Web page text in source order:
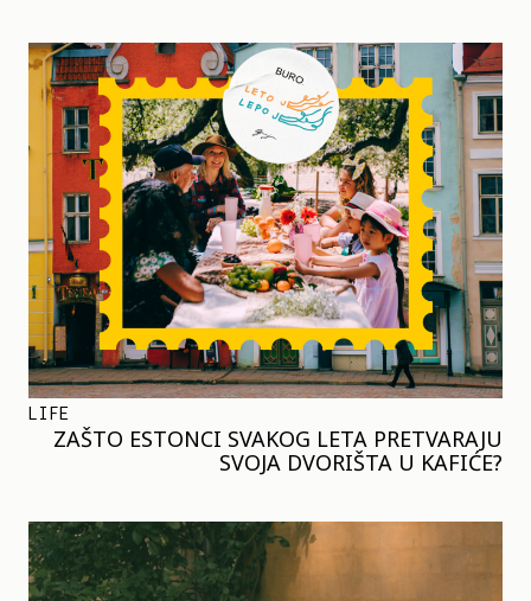
LIFE
ZAŠTO ESTONCI SVAKOG LETA PRETVARAJU
SVOJA DVORIŠTA U KAFIĆE?